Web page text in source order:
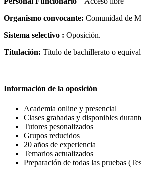
Organismo convocante: Comunidad de
Sistema selectivo : Oposición.
Titulación: Título de bachillerato o
Información de la oposición
Academia online y presencial
Clases grabadas y disponibles
Tutores pesonalizados
Grupos reducidos
20 años de experiencia
Temarios actualizados
Preparación de todas las pruebas